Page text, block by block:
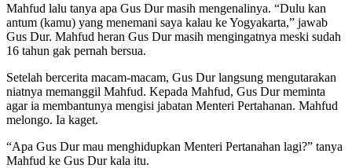
Mahfud lalu tanya apa Gus Dur masih mengenalinya. “Dulu kan
antum (kamu) yang menemani saya kalau ke Yogyakarta,” jawab
Gus Dur. Mahfud heran Gus Dur masih mengingatnya meski sudah
16 tahun gak pernah bersua.
Setelah bercerita macam-macam, Gus Dur langsung mengutarakan
niatnya memanggil Mahfud. Kepada Mahfud, Gus Dur meminta
agar ia membantunya mengisi jabatan Menteri Pertahanan. Mahfud
melongo. Ia kaget.
“Apa Gus Dur mau menghidupkan Menteri Pertanahan lagi?” tanya
Mahfud ke Gus Dur kala itu.